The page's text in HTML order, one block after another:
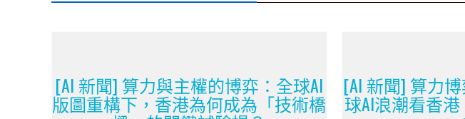
[AI 新聞] 算力與主權的博弈：全球AI
版圖重構下，香港為何成為「技術橋
[AI 新聞] 算力
球AI浪潮看香